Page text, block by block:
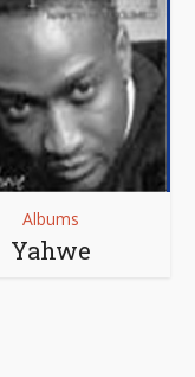
Albums
Yahwe